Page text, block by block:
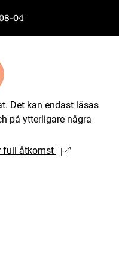
04
Det kan endast läsas
på ytterligare några
full åtkomst